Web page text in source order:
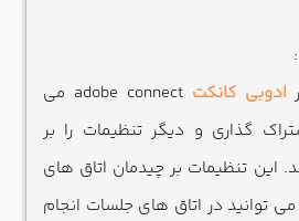
ادوبی کانکت
adobe connect می
گذاری و دیگر تنظیمات را بر
این تنظیمات بر چیدمان اتاق های
توانید در اتاق های جلسات انجام